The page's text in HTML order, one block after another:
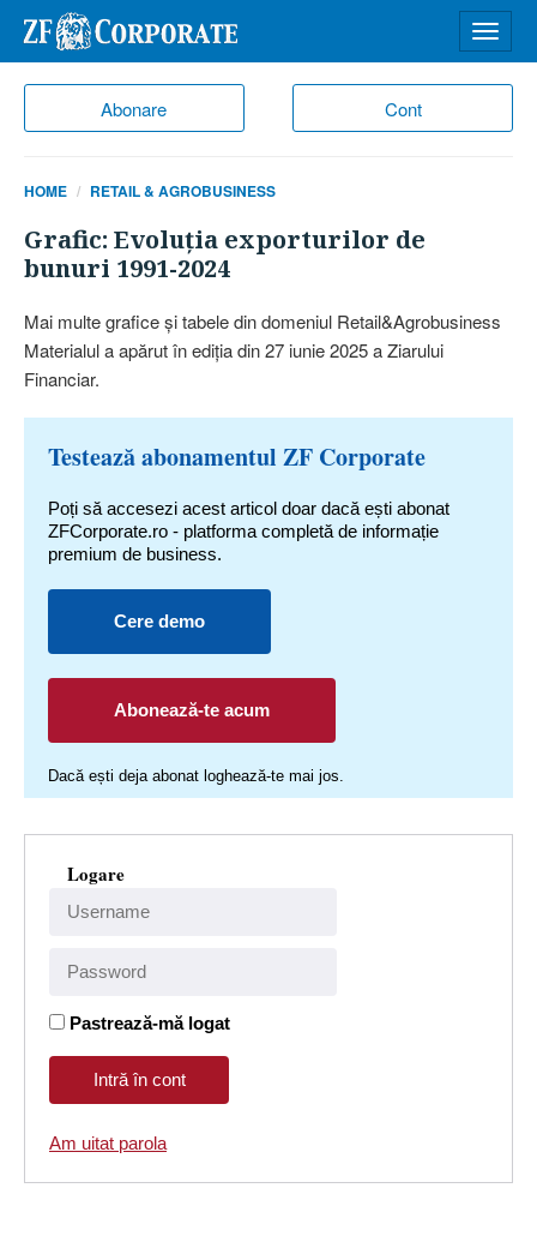
Abonare Cont
meniu
HOME RETAIL & AGROBUSINESS
Grafic: Evoluţia exporturilor de
bunuri 1991-2024
Mai multe grafice şi tabele din domeniul Retail&Agrobusiness
Materialul a apărut în ediţia din 27 iunie 2025 a Ziarului
Financiar.
Testează abonamentul ZF Corporate
Poți să accesezi acest articol doar dacă ești abonat
ZFCorporate.ro - platforma completă de informație
premium de business.
Cere demo
Abonează-te acum
Dacă ești deja abonat loghează-te mai jos.
Logare
Pastrează-mă logat
Am uitat parola